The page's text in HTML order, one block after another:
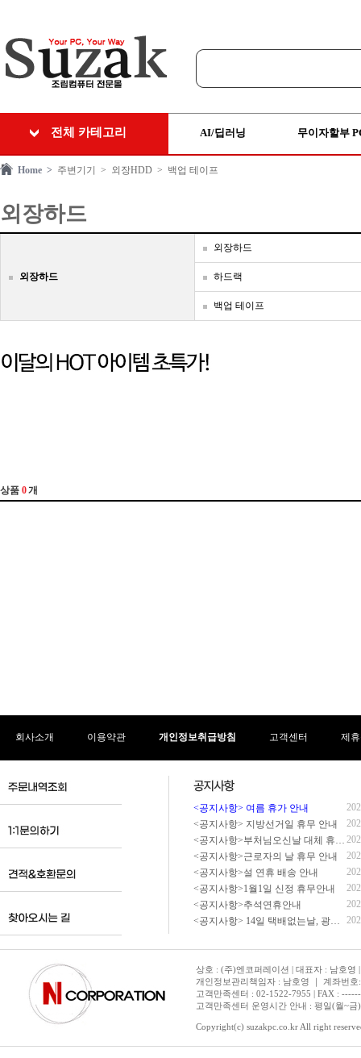
전체 카테고리 AI/딥러닝 무이자할부
Home > 주변기기 > 외장HDD > 백업 테이프
외장하드
외장하드
외장하드
하드랙
백업 테이프
회사소개 이용약관 개인정보취급방침 고객센터 제
<공지사항> 여름 휴가 안내
<공지사항> 지방선거일 휴무 안내
<공지사항>부처님오신날 대체 휴무 안내
<공지사항>근로자의 날 휴무 안내
<공지사항>설 연휴 배송 안내
<공지사항>1월1일 신정 휴무안내
<공지사항>추석연휴안내
<공지사항> 14일 택배없는날, 광복절 휴무 배송 안내
상호 : (주)엔코퍼레이션 | 대표자 : 남호영
개인정보관리책임자 : 남호영 ｜ 계좌번
고객만족센터 : 02-1522-7955 | FAX :
고객만족센터 운영시간 안내 : 평일(월~
Copyright(c) suzakpc.co.kr All right